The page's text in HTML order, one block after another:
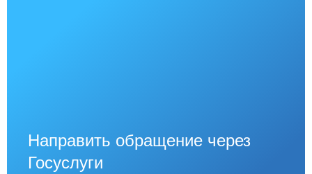
Направить обращение через
Госуслуги